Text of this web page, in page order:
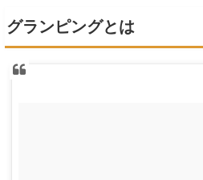
グランピングとは